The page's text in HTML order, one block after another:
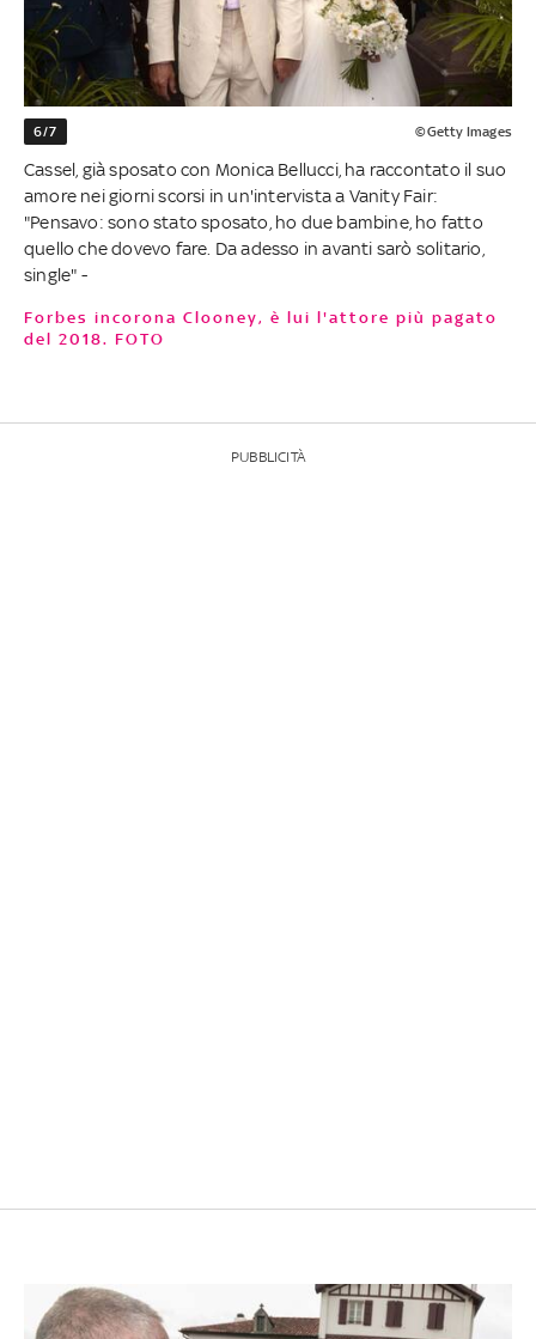
6/7 ©Getty Images
Cassel, già sposato con Monica Bellucci, ha raccontato il suo
amore nei giorni scorsi in un'intervista a Vanity Fair:
"Pensavo: sono stato sposato, ho due bambine, ho fatto
quello che dovevo fare. Da adesso in avanti sarò solitario,
single" -
Forbes incorona Clooney, è lui l'attore più pagato
del 2018. FOTO
PUBBLICITÀ